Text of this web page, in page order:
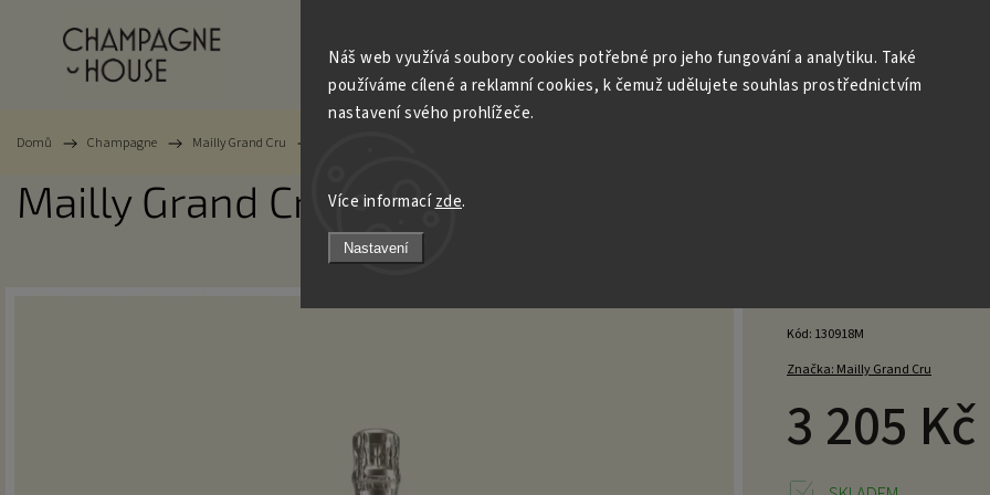
Náš web využívá soubory cookies potřebné pro jeho fungování a analytiku. Také
používáme cílené a reklamní cookies, k čemuž udělujete souhlas prostřednictvím
nastavení svého prohlížeče.
Více informacízde.
Nastavení
Champagne Trezor: Archivní a vzácná šampaňská vína Degustace
Domů / Champagne / Mailly Grand Cru /
Mailly Grand Cru - Millésimé 2018 - Extra Brut 1,5 l
Značka: Mailly Grand Cru
3 205 Kč
Kód: 130918M